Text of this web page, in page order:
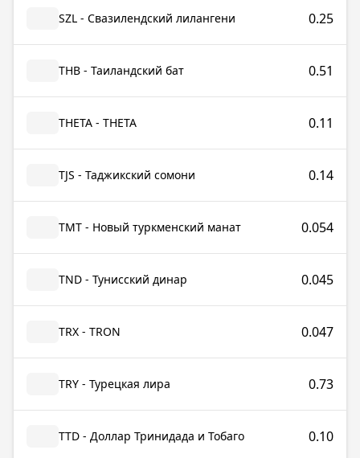
SZL - Свазилендский лилангени 0.25
THB - Таиландский бат 0.51
THETA - THETA 0.11
TJS - Таджикский сомони 0.14
TMT - Новый туркменский манат 0.054
TND - Тунисский динар 0.045
TRX - TRON 0.047
TRY - Турецкая лира 0.73
TTD - Доллар Тринидада и Тобаго 0.10